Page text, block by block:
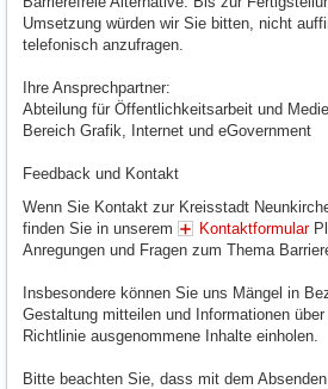
Umsetzung würden wir Sie bitten, nicht
telefonisch anzufragen.
Ihre Ansprechpartner:
Abteilung für Öffentlichkeitsarbeit und
Bereich Grafik, Internet und eGovernment
Feedback und Kontakt
Wenn Sie Kontakt zur Kreisstadt
finden Sie in unserem
Kontaktformular
Anregungen und Fragen zum Thema
Insbesondere können Sie uns Mängel in
Gestaltung mitteilen und Informationen
Richtlinie ausgenommene Inhalte einholen.
Bitte beachten Sie, dass mit dem